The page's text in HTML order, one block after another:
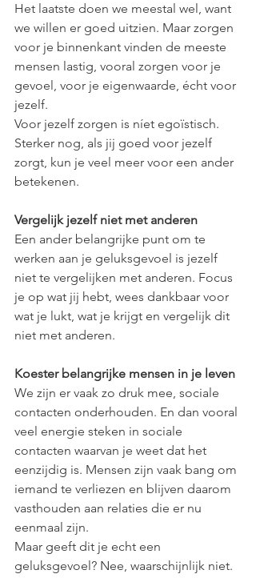
Het laatste doen we meestal wel, want
we willen er goed uitzien. Maar zorgen
voor je binnenkant vinden de meeste
mensen lastig, vooral zorgen voor je
gevoel, voor je eigenwaarde, écht voor
jezelf.
Voor jezelf zorgen is níet egoïstisch.
Sterker nog, als jij goed voor jezelf
zorgt, kun je veel meer voor een ander
betekenen.
Vergelijk jezelf niet met anderen
Een ander belangrijke punt om te
werken aan je geluksgevoel is jezelf
niet te vergelijken met anderen. Focus
je op wat jij hebt, wees dankbaar voor
wat je lukt, wat je krijgt en vergelijk dit
niet met anderen.
Koester belangrijke mensen in je leven
We zijn er vaak zo druk mee, sociale
contacten onderhouden. En dan vooral
veel energie steken in sociale
contacten waarvan je weet dat het
eenzijdig is. Mensen zijn vaak bang om
iemand te verliezen en blijven daarom
vasthouden aan relaties die er nu
eenmaal zijn.
Maar geeft dit je echt een
geluksgevoel? Nee, waarschijnlijk niet.